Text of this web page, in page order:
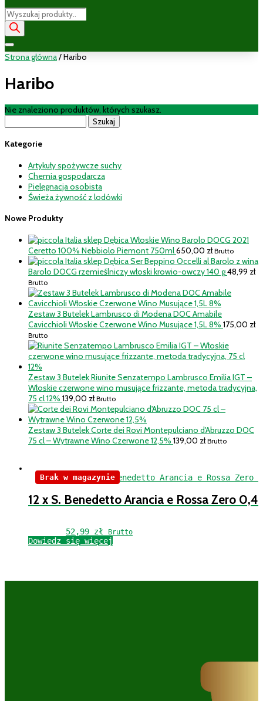
Wyszukiwarka
produktów
Strona główna/ Haribo
Haribo
Nie znaleziono produktów, których szukasz.
Kategorie
Artykuły spożywcze suchy
Chemia gospodarcza
Pielęgnacja osobista
Świeża żywność z lodówki
Nowe Produkty
Włoskie Wino Barolo DOCG 2021
Ceretto 100% Nebbiolo Piemont 750ml650,00 zł Brutto
Ser Beppino Occelli al Barolo z wina
Barolo DOCG rzemieślniczy włoski krowio-owczy 140 g48,99 zł
Brutto
Zestaw 3 Butelek Lambrusco di Modena DOC Amabile
Cavicchioli Włoskie Czerwone Wino Musujące 1,5L 8% 175,00 zł
Brutto
Zestaw 3 Butelek Riunite Senzatempo Lambrusco Emilia IGT –
Włoskie czerwone wino musujące frizzante, metoda tradycyjna,
75 cl 12% 139,00 zł Brutto
Zestaw 3 Butelek Corte dei Rovi Montepulciano d'Abruzzo DOC
75 cl – Wytrawne Wino Czerwone 12,5% 139,00 zł Brutto
12 x S. Benedetto Arancia e Rossa Zero
52,99 zł Brutto
Dowiedz się więcej
Brak w magazynie